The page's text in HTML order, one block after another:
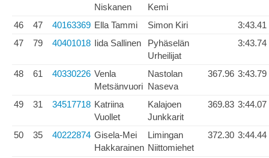
Niskanen
Kemi
46 47 40163369 Ella Tammi Simon Kiri
3:43.41
47
79 40401018 Iida Sallinen
Pyhäselän
Urheilijat
3:43.74
48 61 40330226 Venla
Metsänvuori
Nastolan
Naseva
367.96 3:43.79
49 31 34517718 Katriina
Vuollet
Kalajoen
Junkkarit
369.83 3:44.07
50 35 40222874 Gisela-Mei
Hakkarainen
Limingan
Niittomiehet
372.30 3:44.44